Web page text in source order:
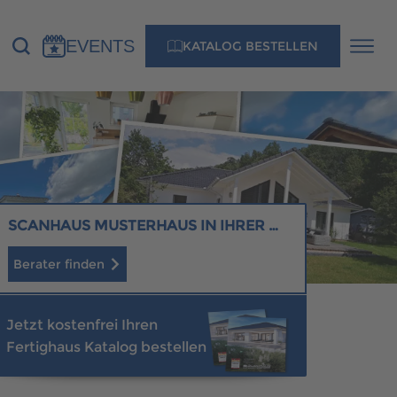
EVENTS KATALOG BESTELLEN
KONTAKT
MUSTERHAUS FINDEN
MUSTERHAUS FINDEN
SCANHAUS MUSTERHAUS IN IHRER NÄHE
Berater finden
Jetzt kostenfrei Ihren
Fertighaus Katalog bestellen